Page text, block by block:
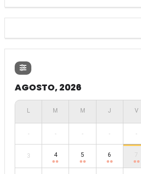
AGOSTO, 2026
- - - - -
3 4 5 6 7